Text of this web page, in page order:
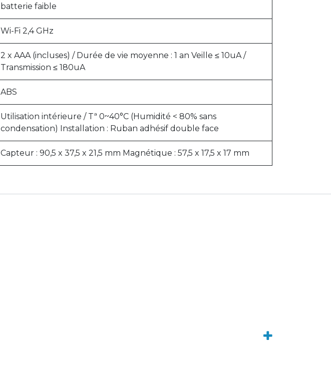
batterie faible
Wi-Fi 2,4 GHz
2 x AAA (incluses) / Durée de vie moyenne : 1 an Veille ≤ 10uA /
Transmission ≤ 180uA
ABS
Utilisation intérieure / Tª 0~40°C (Humidité < 80% sans
condensation) Installation : Ruban adhésif double face
Capteur : 90,5 x 37,5 x 21,5 mm Magnétique : 57,5 ​​x 17,5 x 17 mm